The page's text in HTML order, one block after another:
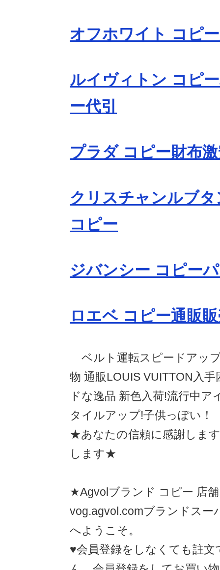
オフホワイト コピ
ルイヴィトン コピ
ー代引
プラダ コピー財布
クリスチャンルブ
コピー
ジバンシー コピー
ロエベ コピー通販
ベルト運転スピードアッ
物 通販LOUIS VUITTON入
ドな逸品 新色入荷!流行中ア
タイルアップ!子供っぽい！
★あなたの信頼に感謝しま
します★
★Agvolブランド コピー 店
vog.agvol.comブランドスー
へようこそ
♥会員登録をしなくても註